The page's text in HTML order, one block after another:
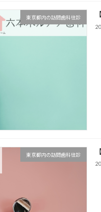
東京都内の訪問歯科往診
東京都内の訪問歯科往診